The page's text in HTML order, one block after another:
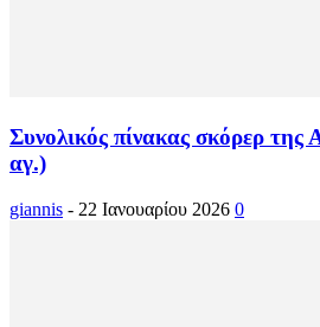
Συνολικός πίνακας σκόρερ της
αγ.)
giannis - 22 Ιανουαρίου 2026 0